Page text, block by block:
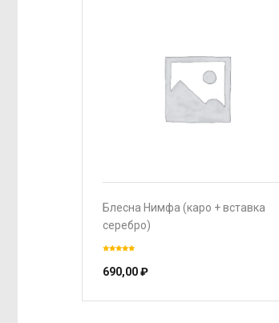
Блесна Нимфа (каро + вставка
серебро)
690,00₽